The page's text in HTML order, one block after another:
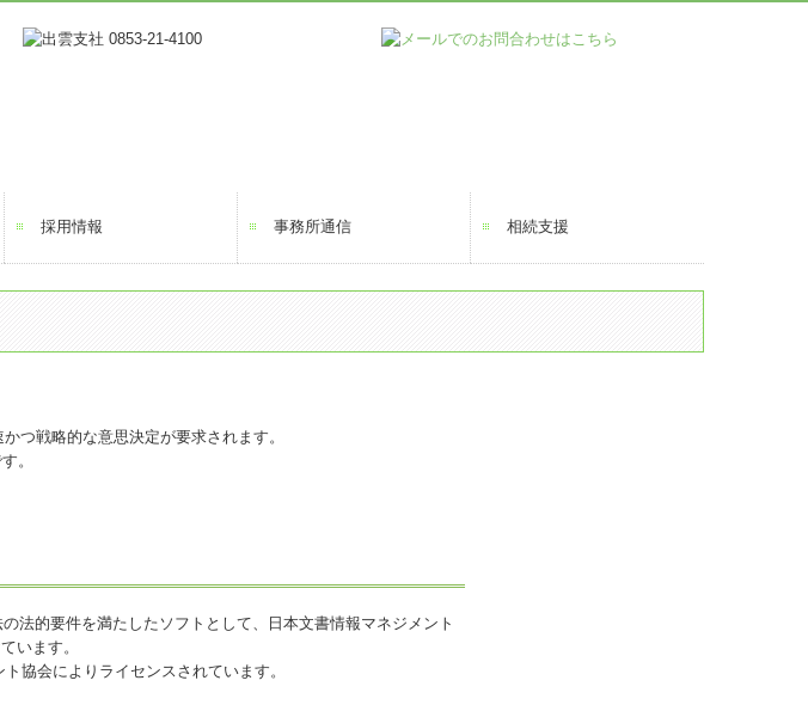
採用情報 事務所通信 相続支援
つ戦略的な意思決定が要求されます。
。
法的要件を満たしたソフトとして、日本文書情報マネジメント
います。
協会によりライセンスされています。